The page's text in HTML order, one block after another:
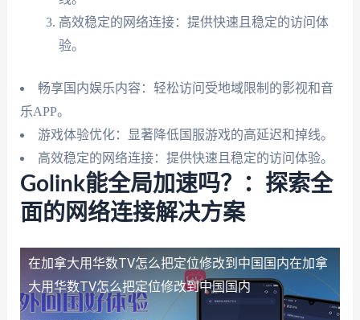
高效稳定的网络连接：提供快速且稳定的访问体
验。
畅享国内娱乐内容：轻松访问受地域限制的影视和音
乐APP。
游戏体验优化：显著降低国服游戏的高延迟和掉线。
高效稳定的网络连接：提供快速且稳定的访问体验。
Golink能全局加速吗？：探索全
面的网络连接解决方案
在加拿大用华数TV怎么把定位修改到中国国内在加拿
大用华数TV怎么把定位修改到中国国内